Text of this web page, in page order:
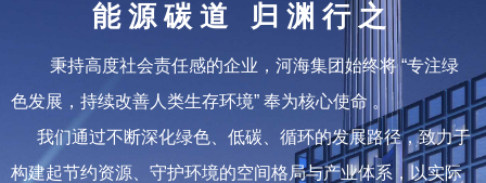
能源碳道 归渊行之
秉持高度社会责任感的企业，河海集团始终将 “专注绿
色发展，持续改善人类生存环境” 奉为核心使命 。
我们通过不断深化绿色、低碳、循环的发展路径，致力于
构建起节约资源、守护环境的空间格局与产业体系，以实际